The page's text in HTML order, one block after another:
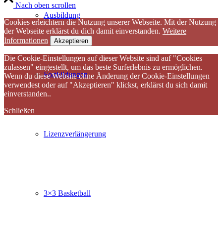
Ausbildung
Fortbildungen
Lizenzverlängerung
3×3 Basketball
Nach oben scrollen
Cookies erleichtern die Nutzung unserer Webseite. Mit der Nutzung
der Webseite erklärst du dich damit einverstanden. Weitere
Informationen
Akzeptieren
Die Cookie-Einstellungen auf dieser Website sind auf "Cookies
zulassen" eingestellt, um das beste Surferlebnis zu ermöglichen.
Wenn du diese Website ohne Änderung der Cookie-Einstellungen
verwendest oder auf "Akzeptieren" klickst, erklärst du sich damit
einverstanden..
Schließen